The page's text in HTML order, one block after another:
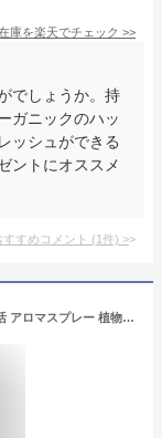
庫を楽天でチェック >>
でしょうか。持
ガニックのハッ
ッシュができる
ントにオススメ
すめコメント (1件) >
脳活アロマスプレー(昼用夜用)セット50ml 脳活 アロマスプレー 植物由来 アロマ ブレンドエッセンシャルオイル 天然 精油